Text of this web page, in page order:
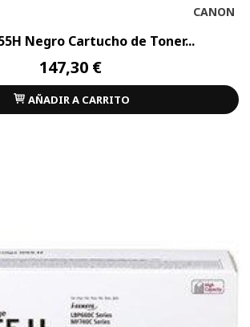
CANON
Negro Cartucho de Toner...
147,30 €
AÑADIR A CARRITO